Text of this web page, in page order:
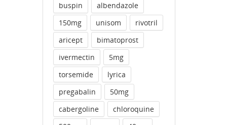
buspin
albendazole
150mg
unisom
rivotril
aricept
bimatoprost
ivermectin
5mg
torsemide
lyrica
pregabalin
50mg
cabergoline
chloroquine